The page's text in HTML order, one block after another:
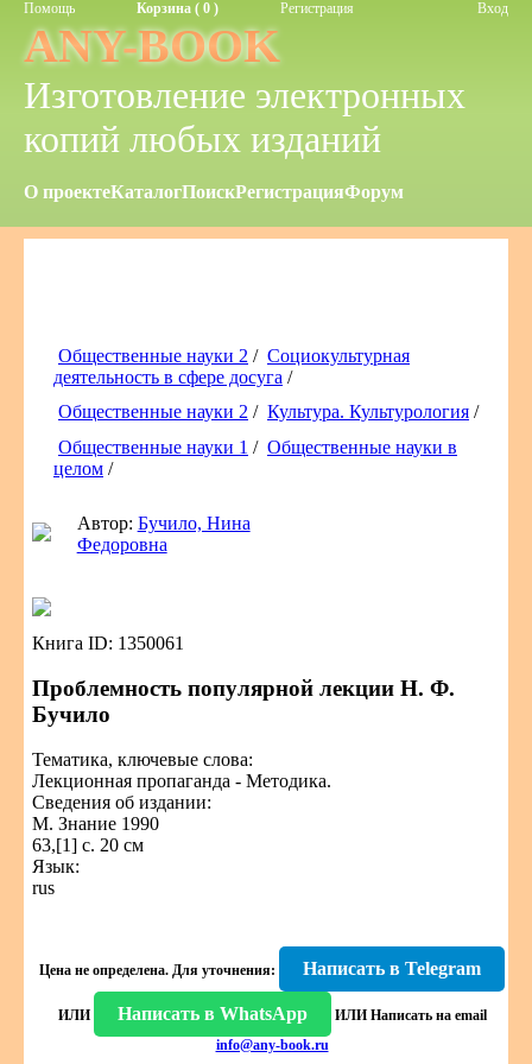
Помощь Корзина ( 0 ) Регистрация Вход
ANY-BOOK
Изготовление электронных
копий любых изданий
О проектеКаталогПоискРегистрацияФорум
Общественные науки 2 / Социокультурная
деятельность в сфере досуга /
Общественные науки 2 / Культура. Культурология /
Общественные науки 1 / Общественные науки в
целом /
Автор: Бучило, Нина
Федоровна
Книга ID: 1350061
Проблемность популярной лекции Н. Ф.
Бучило
Тематика, ключевые слова:
Лекционная пропаганда - Методика.
Сведения об издании:
М. Знание 1990
63,[1] с. 20 см
Язык:
rus
Цена не определена. Для уточнения: Написать в Telegram
ИЛИ Написать в WhatsApp ИЛИ Написать на email
info@any-book.ru